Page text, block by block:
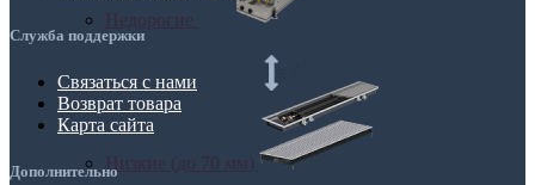
Служба поддержки
Связаться с нами
Возврат товара
Карта сайта
Дополнительно